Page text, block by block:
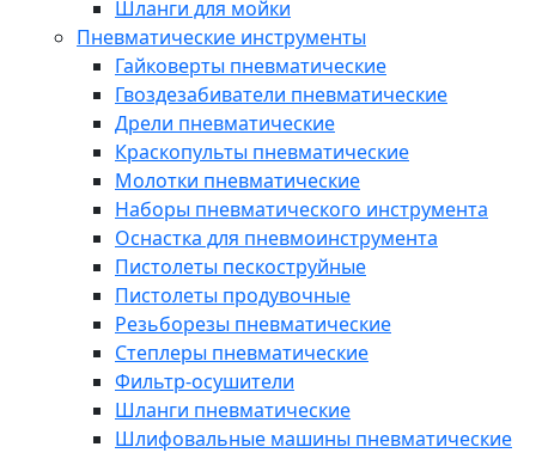
Шланги для мойки
Пневматические инструменты
Гайковерты пневматические
Гвоздезабиватели пневматические
Дрели пневматические
Краскопульты пневматические
Молотки пневматические
Наборы пневматического инструмента
Оснастка для пневмоинструмента
Пистолеты пескоструйные
Пистолеты продувочные
Резьборезы пневматические
Степлеры пневматические
Фильтр-осушители
Шланги пневматические
Шлифовальные машины пневматические